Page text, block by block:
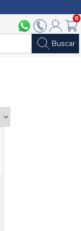
094 211 1122902 2902Mi cuenta
0
Buscar